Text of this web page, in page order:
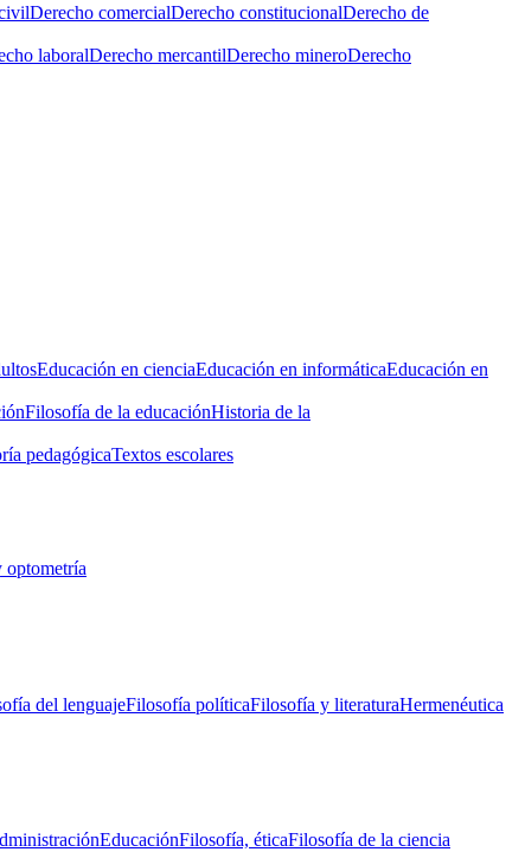
Derecho comercialDerecho constitucionalDerecho de
laboralDerecho mercantilDerecho mineroDerecho
Educación en cienciaEducación en informáticaEducación en
Filosofía de la educaciónHistoria de la
pedagógicaTextos escolares
del lenguajeFilosofía políticaFilosofía y literaturaHermenéutica
EducaciónFilosofía, éticaFilosofía de la ciencia